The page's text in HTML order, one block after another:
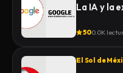
La IA y la
500.0K
El Sol de